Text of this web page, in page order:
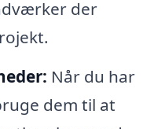
der
Når du har
dem til at